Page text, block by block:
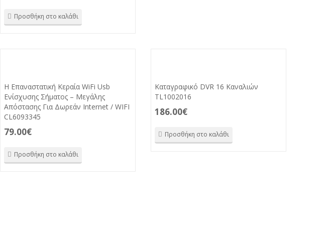
Προσθήκη στο καλάθι
Η Επαναστατική Κεραία WiFi Usb
Ενίσχυσης Σήματος – Μεγάλης
Απόστασης Για Δωρεάν Internet / WIFI
CL6093345
79.00€
Προσθήκη στο καλάθι
Καταγραφικό DVR 16 Καναλιών
TL1002016
186.00€
Προσθήκη στο καλάθι